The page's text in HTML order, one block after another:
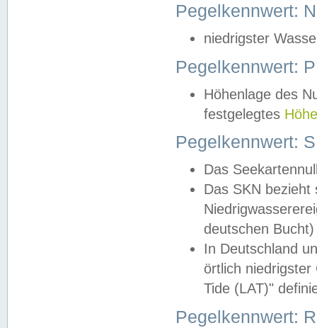
Pegelkennwert:
niedrigster
Pegelkennwert:
Höhenlage des
festgelegtes
Pegelkennwert:
Das
Das SKN
deutschen
In Deutschland
örtlich
Tide (LAT)"
Pegelkennwert: